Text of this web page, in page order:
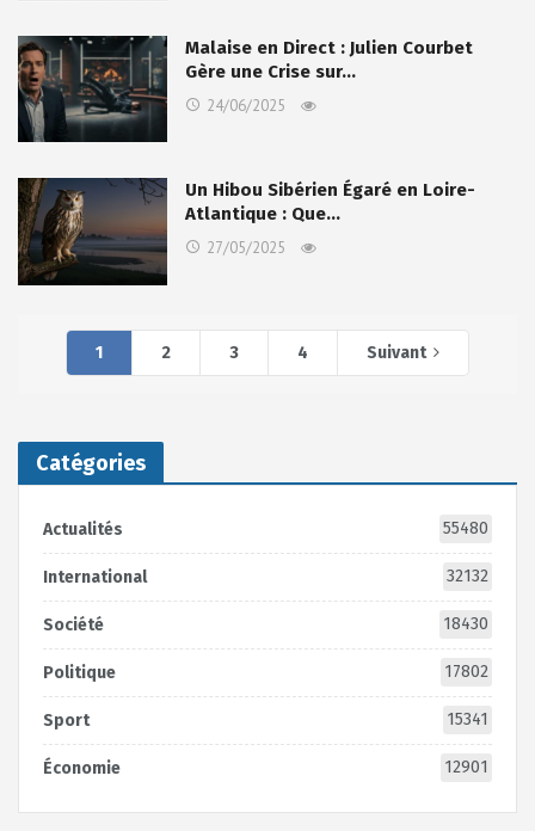
Malaise en Direct : Julien Courbet
Gère une Crise sur…
24/06/2025
Un Hibou Sibérien Égaré en Loire-
Atlantique : Que…
27/05/2025
1 2 3 4 Suivant
Catégories
Actualités 55480
International 32132
Société 18430
Politique 17802
Sport 15341
Économie 12901